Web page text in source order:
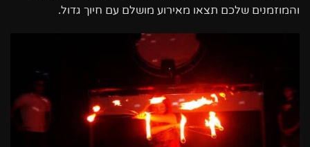
והמוזמנים שלכם תצאו מאירוע מושלם עם חיוך גדול.